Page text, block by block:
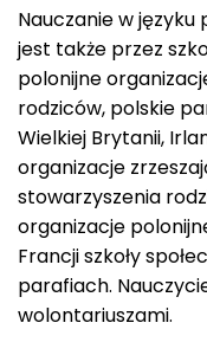
Nauczanie w
jest także przez
polonijne
rodziców, polskie
Wielkiej Brytanii,
organizacje
stowarzyszenia
organizacje
Francji szkoły
parafiach.
wolontariuszami.